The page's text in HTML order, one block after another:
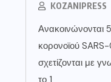
KOZANIPRESS
Ανακοινώνονται
κορονοϊού
σχετίζονται με